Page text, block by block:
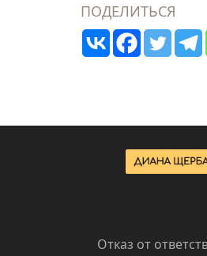
ПОДЕЛИТЬСЯ
Отказ от